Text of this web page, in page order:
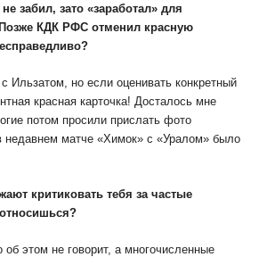
забил, зато «заработал» для
КДК РФС отменил красную
но если оценивать конкретный
красная карточка! Досталось мне
потом просили прислать фото
недавнем матче «Химок» с «Уралом» было
критиковать тебя за частые
этом не говорит, а многочисленные